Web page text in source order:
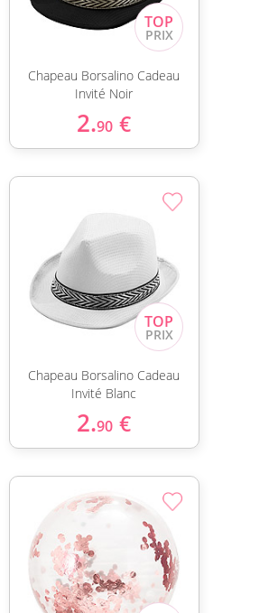
Chapeau Borsalino Cadeau
Invité Noir
2.90 €
Chapeau Borsalino Cadeau
Invité Blanc
2.90 €